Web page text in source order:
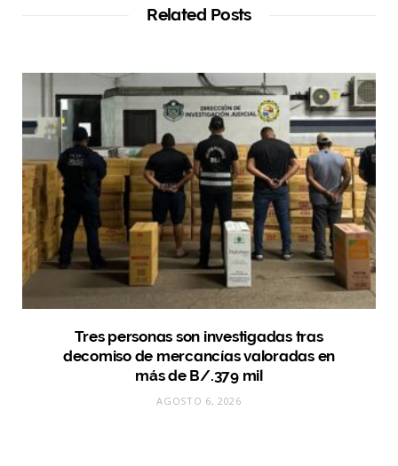
Related Posts
Tres personas son investigadas tras
decomiso de mercancías valoradas en
más de B/.379 mil
AGOSTO 6, 2026